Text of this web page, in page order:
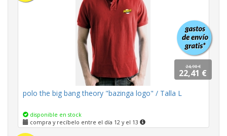
24,90 €
22,41 €
polo the big bang theory "bazinga logo" / Talla L
disponible en stock
compra y recíbelo entre el día 12 y el 13